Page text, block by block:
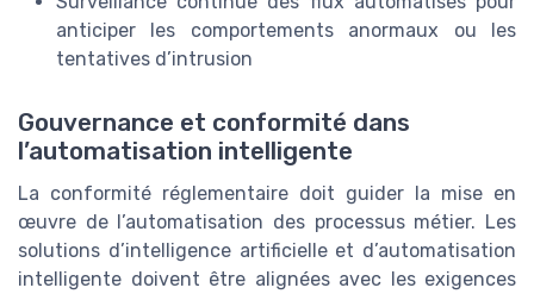
anticiper les comportements anormaux ou les
tentatives d’intrusion
Gouvernance et conformité dans
l’automatisation intelligente
La conformité réglementaire doit guider la mise en
œuvre de l’automatisation des processus métier. Les
solutions d’intelligence artificielle et d’automatisation
intelligente doivent être alignées avec les exigences